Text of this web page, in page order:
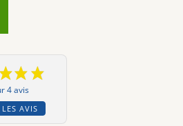
4 avis
AVIS